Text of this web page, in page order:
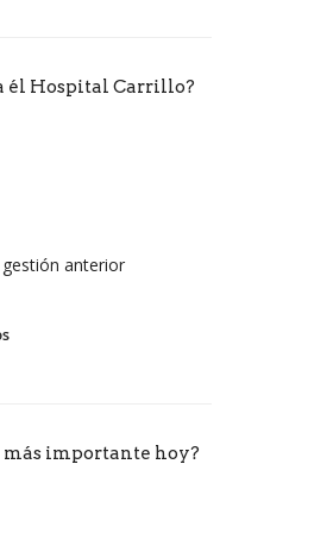
él Hospital Carrillo?
anterior
más importante hoy?